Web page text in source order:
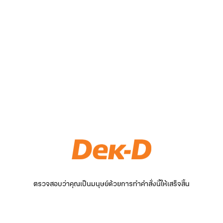
ตรวจสอบว่าคุณเป็นมนุษย์ด้วยการทำคำสั่งนี้ให้เสร็จสิ้น